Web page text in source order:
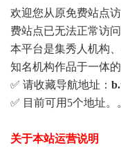
欢迎您从原免费站点
费站点已无法正常访问
本平台是集秀人机构
知名机构作品于一体
✅ 请收藏导航地址：
✅ 目前可用5个地址。
关于本站运营说明